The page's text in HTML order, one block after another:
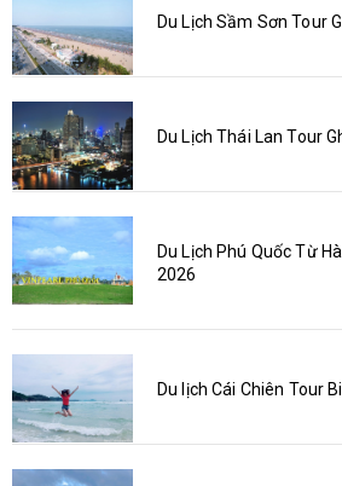
Du Lịch Sầm Sơn Tour
Du Lịch Thái Lan Tour
Du Lịch Phú Quốc Từ
2026
Du lịch Cái Chiên Tour